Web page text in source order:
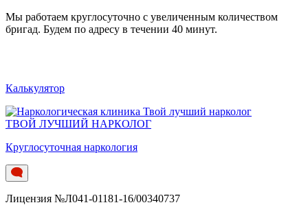
Мы работаем круглосуточно c увеличенным количеством
бригад. Будем по адресу в течении 40 минут.
Калькулятор
ТВОЙ ЛУЧШИЙ НАРКОЛОГ
Круглосуточная наркология
Лицензия №Л041-01181-16/00340737